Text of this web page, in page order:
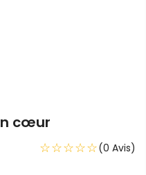
cœur
☆☆☆☆☆(0 Avis)